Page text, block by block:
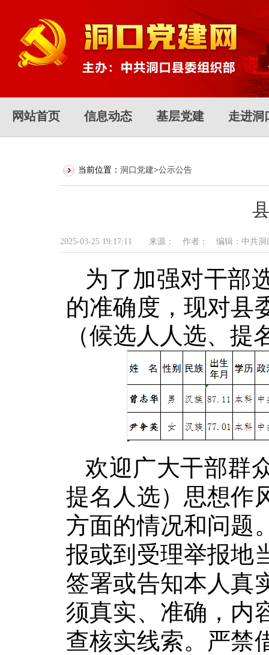
网站首页 信息动态 基层党建 走进洞
当前位置： 洞口党建>公示公告
2025-03-25 19:17:11 来源： 作者： 编辑：中共
为了加强对干部
的准确度，现对县
（候选人人选、
欢迎广大干部群
提名人选）思想作
方面的情况和问题
报或到受理举报地
签署或告知本人真
须真实、准确，内
查核实线索。严禁